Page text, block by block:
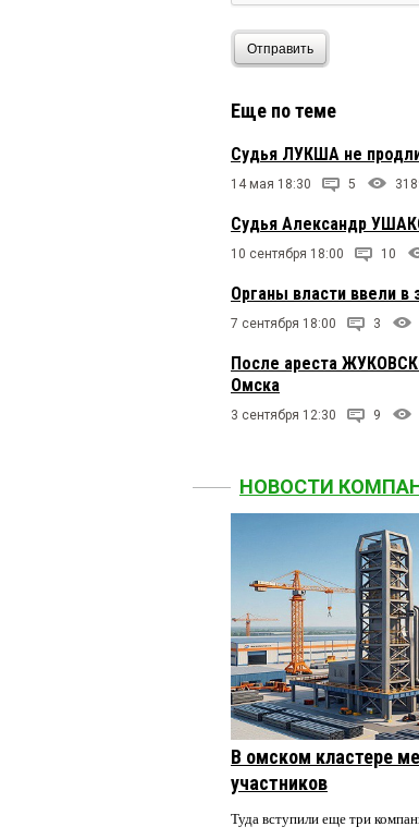
Отправить
Еще по теме
Судья ЛУКША не
14 мая 18:30 5
Судья Александр
10 сентября 18:00 10
Органы власти ввели
7 сентября 18:00 3
После ареста
Омска
3 сентября 12:30 9
НОВОСТИ
В омском кластере
участников
Туда вступили еще три